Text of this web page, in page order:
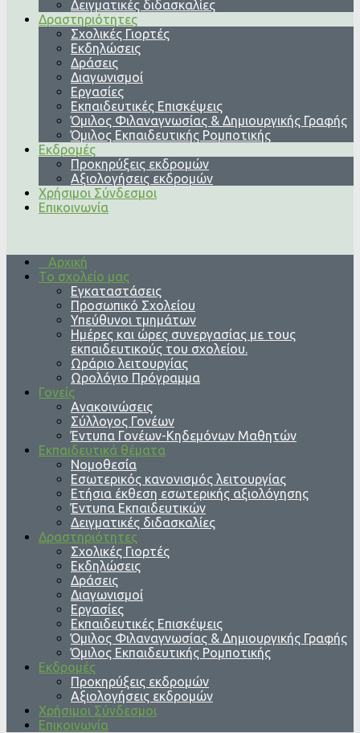
Δειγματικές διδασκαλίες
Δραστηριότητες
Σχολικές Γιορτές
Εκδηλώσεις
Δράσεις
Διαγωνισμοί
Εργασίες
Εκπαιδευτικές Επισκέψεις
Όμιλος Φιλαναγνωσίας & Δημιουργικής Γραφής
Όμιλος Εκπαιδευτικής Ρομποτικής
Εκδρομές
Προκηρύξεις εκδρομών
Αξιολογήσεις εκδρομών
Χρήσιμοι Σύνδεσμοι
Επικοινωνία
Αρχική
Το σχολείο μας
Εγκαταστάσεις
Προσωπικό Σχολείου
Υπεύθυνοι τμημάτων
Ημέρες και ώρες συνεργασίας με τους
εκπαιδευτικούς του σχολείου.
Ωράριο λειτουργίας
Ωρολόγιο Πρόγραμμα
Γονείς
Ανακοινώσεις
Σύλλογος Γονέων
Έντυπα Γονέων-Κηδεμόνων Μαθητών
Εκπαιδευτικά θέματα
Νομοθεσία
Εσωτερικός κανονισμός λειτουργίας
Ετήσια έκθεση εσωτερικής αξιολόγησης
Έντυπα Εκπαιδευτικών
Δειγματικές διδασκαλίες
Δραστηριότητες
Σχολικές Γιορτές
Εκδηλώσεις
Δράσεις
Διαγωνισμοί
Εργασίες
Εκπαιδευτικές Επισκέψεις
Όμιλος Φιλαναγνωσίας & Δημιουργικής Γραφής
Όμιλος Εκπαιδευτικής Ρομποτικής
Εκδρομές
Προκηρύξεις εκδρομών
Αξιολογήσεις εκδρομών
Χρήσιμοι Σύνδεσμοι
Επικοινωνία